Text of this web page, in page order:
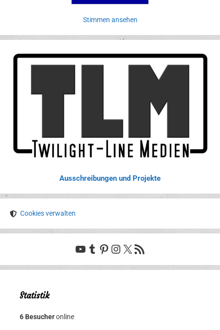
Stimmen ansehen
Ausschreibungen und Projekte
Cookies verwalten
YouTube
Tumblr
Pinterest
Instagram
X RSS-Feed
Statistik
6 Besucheronline